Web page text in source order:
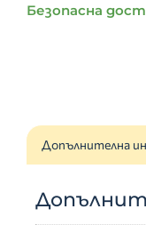
Безопасна
Допълнителна